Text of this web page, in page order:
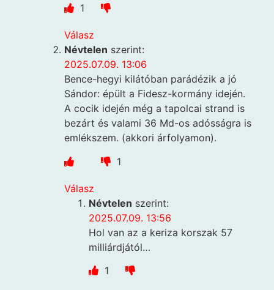
1
Válasz
Névtelen szerint:
2025.07.09. 13:06
Bence-hegyi kilátóban parádézik a jó
Sándor: épült a Fidesz-kormány idején.
A cocik idején még a tapolcai strand is
bezárt és valami 36 Md-os adósságra is
emlékszem. (akkori árfolyamon).
1
Válasz
Névtelen szerint:
2025.07.09. 13:56
Hol van az a keriza korszak 57
milliárdjától…
1